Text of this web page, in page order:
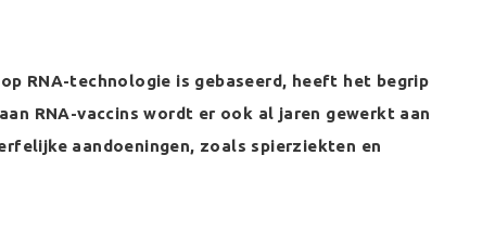
RNA-technologie is gebaseerd, heeft het begrip
RNA-vaccins wordt er ook al jaren gewerkt aan
aandoeningen, zoals spierziekten en